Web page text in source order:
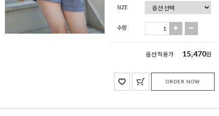
SIZE
수량
옵션 적용가 15,470원
ORDER NOW